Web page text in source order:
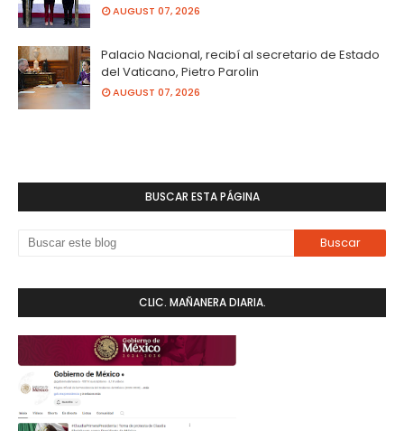
AUGUST 07, 2026
Palacio Nacional, recibí al secretario de Estado
del Vaticano, Pietro Parolin
AUGUST 07, 2026
BUSCAR ESTA PÁGINA
CLIC. MAÑANERA DIARIA.